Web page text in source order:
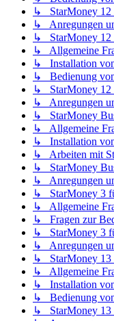
↳ StarMoney 12
↳ Anregungen
↳ StarMoney 12
↳ Allgemeine
↳ Installation
↳ Bedienung
↳ StarMoney 12
↳ Anregungen
↳ StarMoney
↳ Allgemeine
↳ Installation
↳ Arbeiten mit
↳ StarMoney
↳ Anregungen
↳ StarMoney 3
↳ Allgemeine
↳ Fragen zur
↳ StarMoney 3
↳ Anregungen
↳ StarMoney 13
↳ Allgemeine
↳ Installation
↳ Bedienung
↳ StarMoney 13